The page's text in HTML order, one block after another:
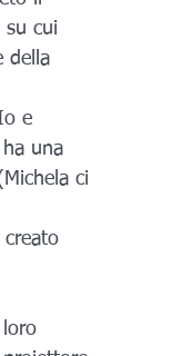
su cui
della
e
una
ci
loro